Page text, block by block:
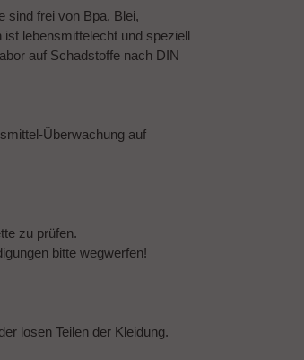
sind frei von Bpa, Blei,
lebensmittelecht und speziell
auf Schadstoffe nach DIN
Überwachung auf
zu prüfen.
bitte wegwerfen!
losen Teilen der Kleidung.